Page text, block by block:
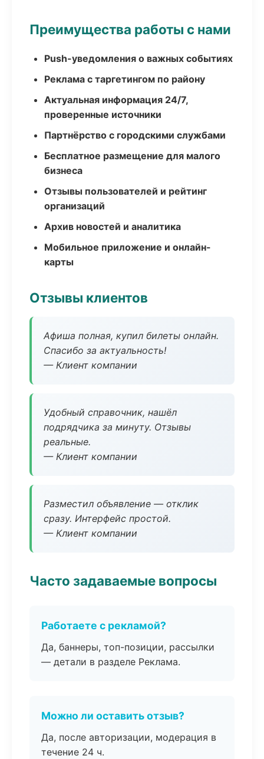
Преимущества работы с нами
Push-уведомления о важных событиях
Реклама с таргетингом по району
Актуальная информация 24/7,
проверенные источники
Партнёрство с городскими службами
Бесплатное размещение для малого
бизнеса
Отзывы пользователей и рейтинг
организаций
Архив новостей и аналитика
Мобильное приложение и онлайн-
карты
Отзывы клиентов
Афиша полная, купил билеты онлайн.
Спасибо за актуальность!
— Клиент компании
Удобный справочник, нашёл
подрядчика за минуту. Отзывы
реальные.
— Клиент компании
Разместил объявление — отклик
сразу. Интерфейс простой.
— Клиент компании
Часто задаваемые вопросы
Работаете с рекламой?
Да, баннеры, топ-позиции, рассылки
— детали в разделе Реклама.
Можно ли оставить отзыв?
Да, после авторизации, модерация в
течение 24 ч.